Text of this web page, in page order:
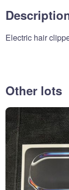
Electric hair
Other lots